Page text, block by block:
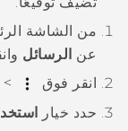
من الشاشة
عن الرسائل
انقر فوق
>
حدد خيار